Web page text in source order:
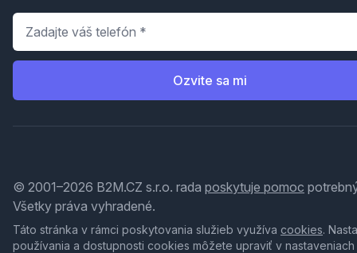
Telefón
Ozvite sa mi
© 2001–2026 B2M.CZ s.r.o. rada poskytuje pomoc
Všetky práva vyhradené.
Táto stránka v rámci poskytovania služieb využíva cookies.
používania a dostupnosti cookies môžete upraviť v nastaveniach